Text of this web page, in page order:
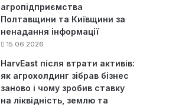
агропідприємства
Полтавщини та Київщини за
ненадання інформації
15.06.2026
HarvEast після втрати активів:
як агрохолдинг зібрав бізнес
заново і чому зробив ставку
на ліквідність, землю та